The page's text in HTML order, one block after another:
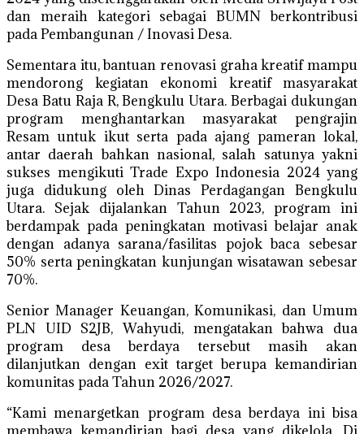
dan meraih kategori sebagai BUMN berkontribusi
pada Pembangunan / Inovasi Desa.
Sementara itu, bantuan renovasi graha kreatif mampu
mendorong kegiatan ekonomi kreatif masyarakat
Desa Batu Raja R, Bengkulu Utara. Berbagai dukungan
program menghantarkan masyarakat pengrajin
Resam untuk ikut serta pada ajang pameran lokal,
antar daerah bahkan nasional, salah satunya yakni
sukses mengikuti Trade Expo Indonesia 2024 yang
juga didukung oleh Dinas Perdagangan Bengkulu
Utara. Sejak dijalankan Tahun 2023, program ini
berdampak pada peningkatan motivasi belajar anak
dengan adanya sarana/fasilitas pojok baca sebesar
50% serta peningkatan kunjungan wisatawan sebesar
70%.
Senior Manager Keuangan, Komunikasi, dan Umum
PLN UID S2JB, Wahyudi, mengatakan bahwa dua
program desa berdaya tersebut masih akan
dilanjutkan dengan exit target berupa kemandirian
komunitas pada Tahun 2026/2027.
“Kami menargetkan program desa berdaya ini bisa